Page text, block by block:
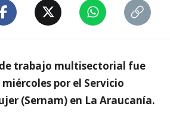
trabajo multisectorial fue
por el Servicio
(Sernam) en La Araucanía.